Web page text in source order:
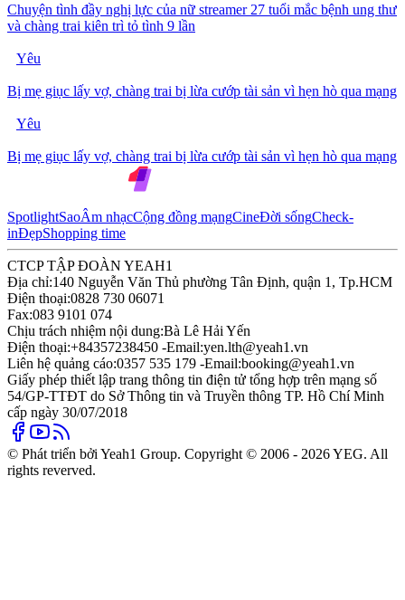
Chuyện tình đầy nghị lực của nữ streamer 27 tuổi mắc bệnh ung thư
và chàng trai kiên trì tỏ tình 9 lần
Yêu
Bị mẹ giục lấy vợ, chàng trai bị lừa cướp tài sản vì hẹn hò qua mạng
Yêu
Bị mẹ giục lấy vợ, chàng trai bị lừa cướp tài sản vì hẹn hò qua mạng
SpotlightSaoÂm nhạcCộng đồng mạngCineĐời sốngCheck-
inĐẹpShopping time
CTCP TẬP ĐOÀN YEAH1
Địa chỉ:140 Nguyễn Văn Thủ phường Tân Định, quận 1, Tp.HCM
Điện thoại:0828 730 06071
Fax:083 9101 074
Chịu trách nhiệm nội dung:Bà Lê Hải Yến
Điện thoại:+84357238450 -Email:yen.lth@yeah1.vn
Liên hệ quảng cáo:0357 535 179 -Email:booking@yeah1.vn
Giấy phép thiết lập trang thông tin điện tử tổng hợp trên mạng số
54/GP-TTĐT do Sở Thông tin và Truyền thông TP. Hồ Chí Minh
cấp ngày 30/07/2018
© Phát triển bởi Yeah1 Group. Copyright © 2006 - 2026 YEG. All
rights reverved.